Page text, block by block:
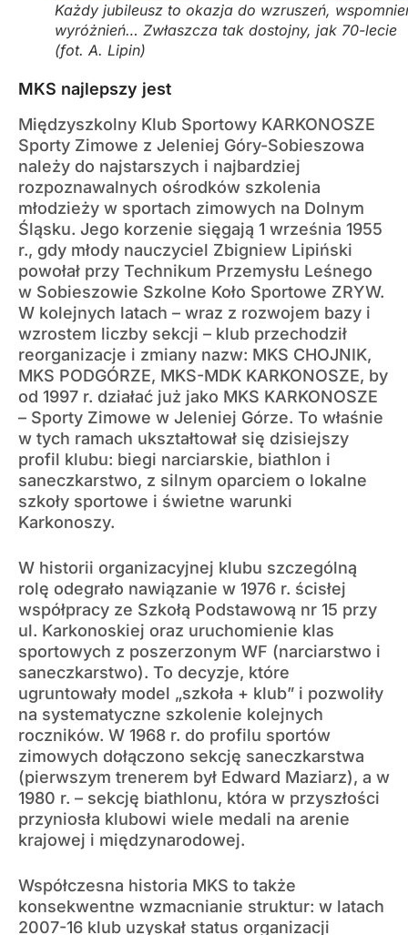
Każdy jubileusz to okazja do wzruszeń,
wyróżnień… Zwłaszcza tak dostojny, jak 70-lecie
(fot. A. Lipin)
MKS najlepszy jest
Międzyszkolny Klub Sportowy KARKONOSZE
Sporty Zimowe z Jeleniej Góry-Sobieszowa
należy do najstarszych i najbardziej
rozpoznawalnych ośrodków szkolenia
młodzieży w sportach zimowych na Dolnym
Śląsku. Jego korzenie sięgają 1 września 1955
r., gdy młody nauczyciel Zbigniew Lipiński
powołał przy Technikum Przemysłu Leśnego
w Sobieszowie Szkolne Koło Sportowe ZRYW.
W kolejnych latach – wraz z rozwojem bazy i
wzrostem liczby sekcji – klub przechodził
reorganizacje i zmiany nazw: MKS CHOJNIK,
MKS PODGÓRZE, MKS-MDK KARKONOSZE, by
od 1997 r. działać już jako MKS KARKONOSZE
– Sporty Zimowe w Jeleniej Górze. To właśnie
w tych ramach ukształtował się dzisiejszy
profil klubu: biegi narciarskie, biathlon i
saneczkarstwo, z silnym oparciem o lokalne
szkoły sportowe i świetne warunki
Karkonoszy.
W historii organizacyjnej klubu szczególną
rolę odegrało nawiązanie w 1976 r. ścisłej
współpracy ze Szkołą Podstawową nr 15 przy
ul. Karkonoskiej oraz uruchomienie klas
sportowych z poszerzonym WF (narciarstwo i
saneczkarstwo). To decyzje, które
ugruntowały model „szkoła + klub” i pozwoliły
na systematyczne szkolenie kolejnych
roczników. W 1968 r. do profilu sportów
zimowych dołączono sekcję saneczkarstwa
(pierwszym trenerem był Edward Maziarz), a w
1980 r. – sekcję biathlonu, która w przyszłości
przyniosła klubowi wiele medali na arenie
krajowej i międzynarodowej.
Współczesna historia MKS to także
konsekwentne wzmacnianie struktur: w latach
2007-16 klub uzyskał status organizacji